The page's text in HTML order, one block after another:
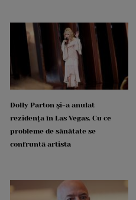
Dolly Parton și-a anulat
rezidența în Las Vegas. Cu ce
probleme de sănătate se
confruntă artista